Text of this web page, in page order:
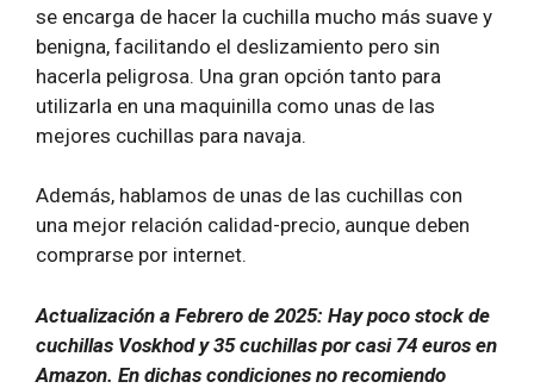
se encarga de hacer la cuchilla mucho más suave y
benigna, facilitando el deslizamiento pero sin
hacerla peligrosa. Una gran opción tanto para
utilizarla en una maquinilla como unas de las
mejores cuchillas para navaja.
Además, hablamos de unas de las cuchillas con
una mejor relación calidad-precio, aunque deben
comprarse por internet.
Actualización a Febrero de 2025: Hay poco stock de
cuchillas Voskhod y 35 cuchillas por casi 74 euros en
Amazon. En dichas condiciones no recomiendo